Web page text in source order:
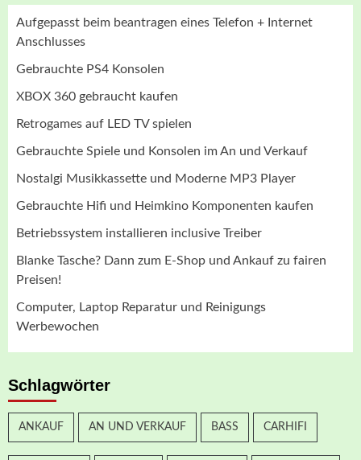
Aufgepasst beim beantragen eines Telefon + Internet
Anschlusses
Gebrauchte PS4 Konsolen
XBOX 360 gebraucht kaufen
Retrogames auf LED TV spielen
Gebrauchte Spiele und Konsolen im An und Verkauf
Nostalgi Musikkassette und Moderne MP3 Player
Gebrauchte Hifi und Heimkino Komponenten kaufen
Betriebssystem installieren inclusive Treiber
Blanke Tasche? Dann zum E-Shop und Ankauf zu fairen
Preisen!
Computer, Laptop Reparatur und Reinigungs
Werbewochen
Schlagwörter
ANKAUF AN UND VERKAUF BASS CARHIFI